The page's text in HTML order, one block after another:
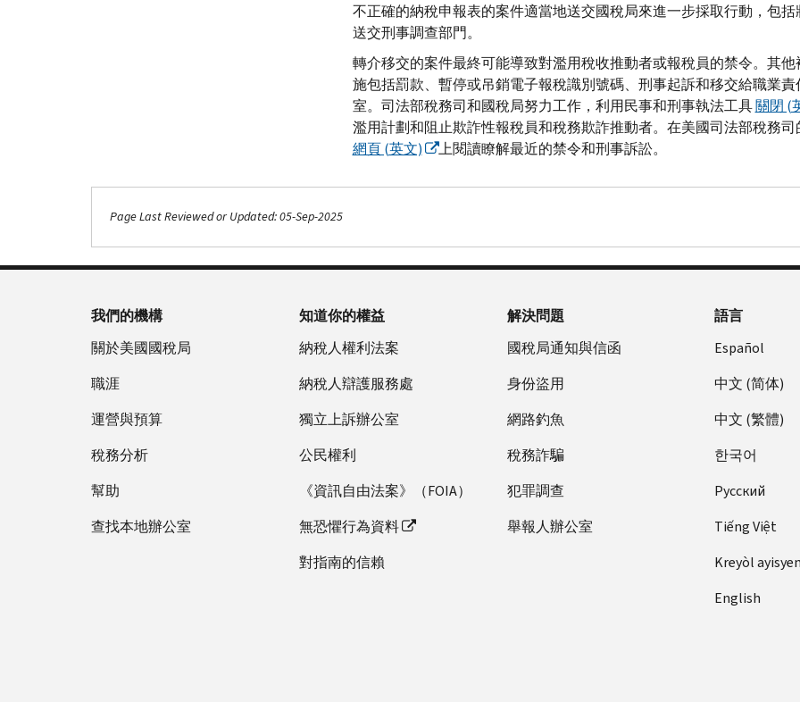
不正確的納稅申報表的案件適當地送交國稅局來進一步採取行動，包括
送交刑事調查部門。
轉介移交的案件最終可能導致對濫用稅收推動者或報稅員的禁令。其他
施包括罰款、暫停或吊銷電子報稅識別號碼、刑事起訴和移交給職業責
室。司法部稅務司和國稅局努力工作，利用民事和刑事執法工具關閉 (
濫用計劃和阻止欺詐性報稅員和稅務欺詐推動者。在美國司法部稅務司
網頁 (英文)
上閱讀瞭解最近的禁令和刑事訴訟。
Page Last Reviewed or Updated: 05-Sep-2025
我們的機構
關於美國國稅局
職涯
運營與預算
稅務分析
幫助
查找本地辦公室
知道你的權益
納稅人權利法案
納稅人辯護服務處
獨立上訴辦公室
公民權利
《資訊自由法案》（FOIA）
無恐懼行為資料
對指南的信賴
解決問題
國稅局通知與信函
身份盜用
網路釣魚
稅務詐騙
犯罪調查
舉報人辦公室
語言
Español
中文 (简体)
中文 (繁體)
한국어
Pусский
Tiếng Việt
Kreyòl ayisyen
English